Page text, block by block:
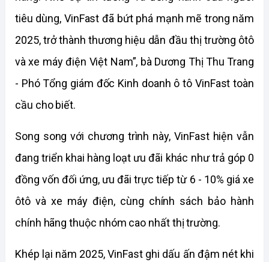
tiêu dùng, VinFast đã bứt phá mạnh mẽ trong năm
2025, trở thành thương hiệu dẫn đầu thị trường ôtô
và xe máy điện Việt Nam”, bà Dương Thị Thu Trang
- Phó Tổng giám đốc Kinh doanh ô tô VinFast toàn
cầu cho biết.
Song song với chương trình này, VinFast hiện vẫn
đang triển khai hàng loạt ưu đãi khác như trả góp 0
đồng vốn đối ứng, ưu đãi trực tiếp từ 6 - 10% giá xe
ôtô và xe máy điện, cùng chính sách bảo hành
chính hãng thuộc nhóm cao nhất thị trường.
Khép lại năm 2025, VinFast ghi dấu ấn đậm nét khi